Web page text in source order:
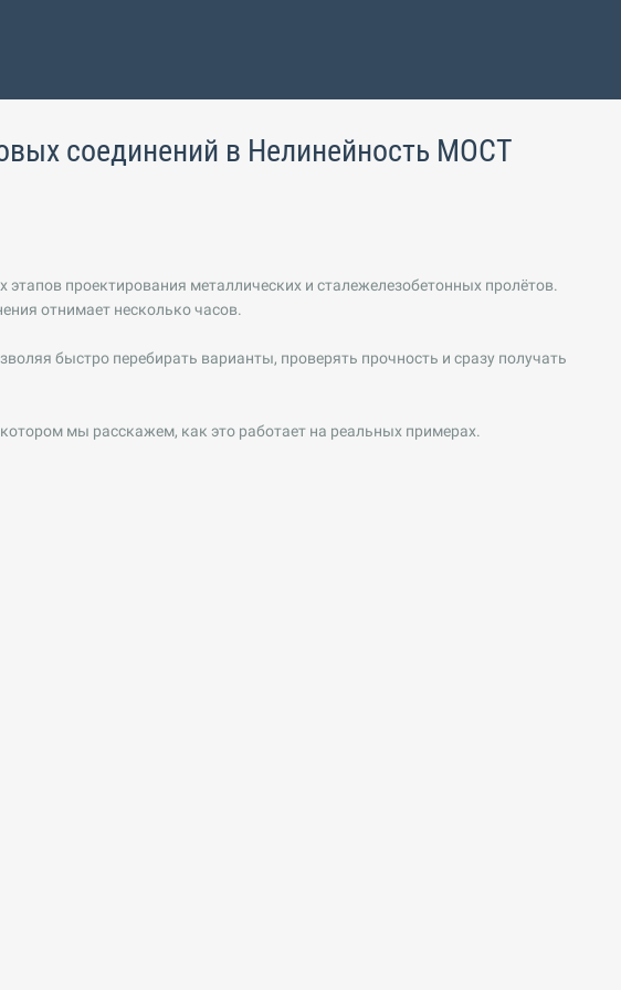
соединений в Нелинейность МОСТ
проектирования металлических и сталежелезобетонных пролётов.
отнимает несколько часов.
быстро перебирать варианты, проверять прочность и сразу получать
мы расскажем, как это работает на реальных примерах.